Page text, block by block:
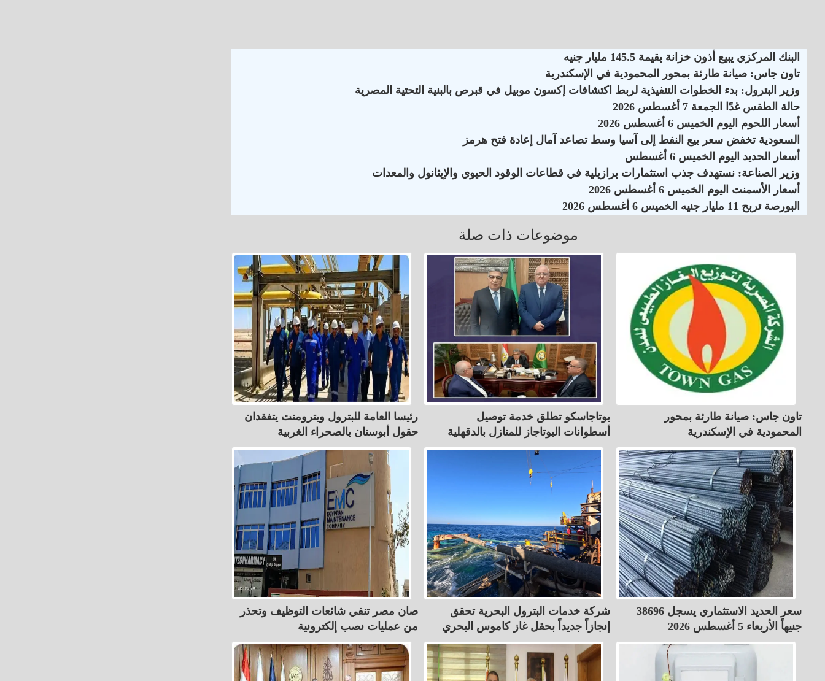
البنك المركزي يبيع أذون خزانة بقيمة 145.5 مليار جنيه
تاون جاس: صيانة طارئة بمحور المحمودية في الإسكندرية
وزير البترول: بدء الخطوات التنفيذية لربط اكتشافات إكسون موبيل في قبرص بالبنية التحتية المصرية
حالة الطقس غدًا الجمعة 7 أغسطس 2026
أسعار اللحوم اليوم الخميس 6 أغسطس 2026
السعودية تخفض سعر بيع النفط إلى آسيا وسط تصاعد آمال إعادة فتح هرمز
أسعار الحديد اليوم الخميس 6 أغسطس
وزير الصناعة: نستهدف جذب استثمارات برازيلية في قطاعات الوقود الحيوي والإيثانول والمعدات
أسعار الأسمنت اليوم الخميس 6 أغسطس 2026
البورصة تربح 11 مليار جنيه الخميس 6 أغسطس 2026
موضوعات ذات صلة
تاون جاس: صيانة طارئة بمحور
المحمودية في الإسكندرية
بوتاجاسكو تطلق خدمة توصيل
أسطوانات البوتاجاز للمنازل بالدقهلية
رئيسا العامة للبترول وبترومنت يتفقدان
حقول أبوسنان بالصحراء الغربية
سعر الحديد الاستثماري يسجل 38696
جنيهاً الأربعاء 5 أغسطس 2026
شركة خدمات البترول البحرية تحقق
إنجازاً جديداً بحقل غاز كاموس البحري
صان مصر تنفي شائعات التوظيف وتحذر
من عمليات نصب إلكترونية